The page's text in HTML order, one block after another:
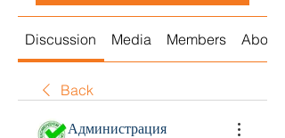
Discussion Media Members About
Back
Администрация